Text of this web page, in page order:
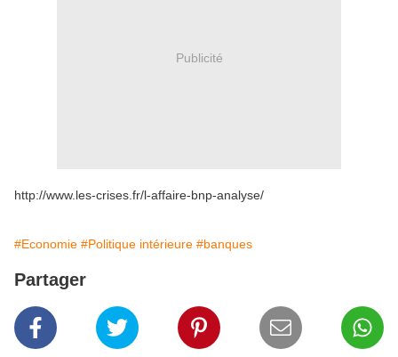
Publicité
http://www.les-crises.fr/l-affaire-bnp-analyse/
#Economie #Politique intérieure #banques
Partager